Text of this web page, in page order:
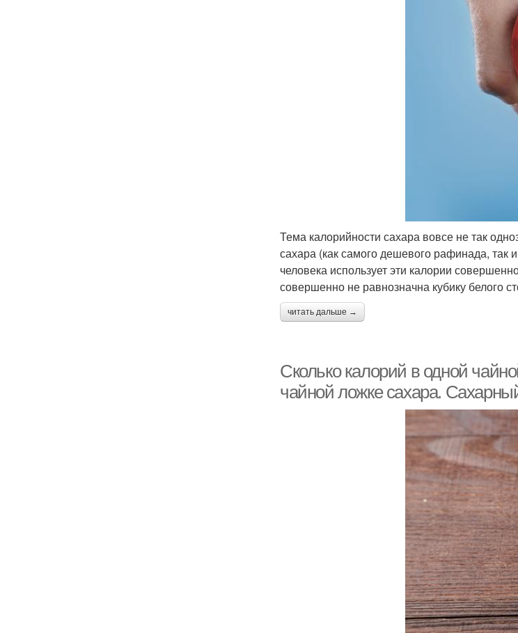
Тема калорийности сахара вовсе не так
сахара (как самого дешевого рафинада, так
человека использует эти калории
совершенно не равнозначна кубику белого
читать дальше →
Сколько калорий в одной
чайной ложке сахара.